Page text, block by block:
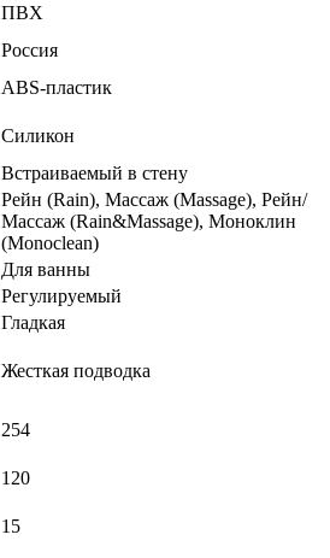
ПВХ
Россия
ABS-пластик
Силикон
Встраиваемый в стену
Рейн (Rain), Массаж (Massage), Рейн/
Массаж (Rain&Massage), Моноклин
(Monoclean)
Для ванны
Регулируемый
Гладкая
Жесткая подводка
254
120
15